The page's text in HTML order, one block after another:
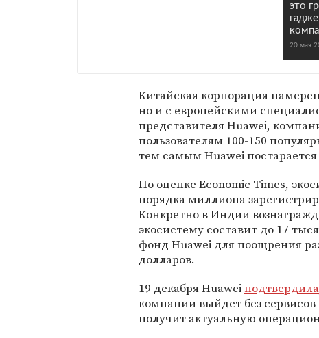
это
20 мая
Китайская корпорация
но и с европейскими
представителя Huawei,
пользователям 100-150
тем самым Huawei
По оценке Economic Times,
порядка миллиона
Конкретно в Индии
экосистему составит до 17
фонд Huawei для поощрения
долларов.
19 декабря Huaweiподтвердила
компании выйдет без
получит актуальную